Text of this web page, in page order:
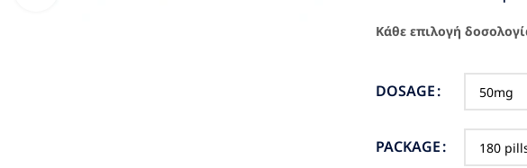
Κάθε επιλογή
DOSAGE
PACKAGE